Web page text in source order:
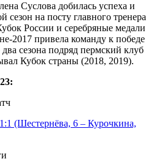
Суслова добилась успеха и
сезон на посту главного тренера
России и серебряные медали
2017 привела команду к победе
сезона подряд пермский клуб
Кубок страны (2018, 2019).
(Шестернёва, 6 – Курочкина,